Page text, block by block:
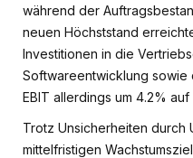
während der
neuen Höchststand
Investitionen in die
Softwareentwicklung sowie
EBIT allerdings um 4.2% auf
Trotz Unsicherheiten durch
mittelfristigen